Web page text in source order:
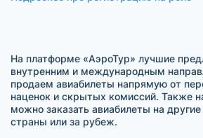
На платформе «АэроТур» лучшие
внутренним и международным
продаем авиабилеты напрямую от
наценок и скрытых комиссий. Также
можно заказать авиабилеты на
страны или за рубеж.